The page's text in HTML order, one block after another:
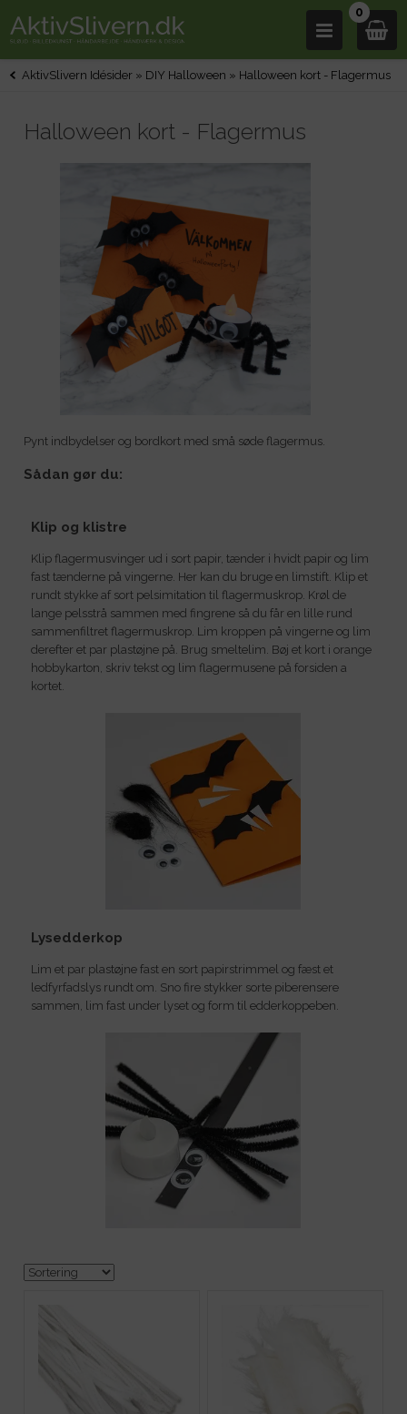
0
AktivSlivern Idésider » DIY Halloween » Halloween kort - Flagermus
Halloween kort - Flagermus
Pynt indbydelser og bordkort med små søde flagermus.
Sådan gør du:
Klip og klistre
Klip flagermusvinger ud i sort papir, tænder i hvidt papir og lim
fast tænderne på vingerne. Her kan du bruge en limstift. Klip et
rundt stykke af sort pelsimitation til flagermuskrop. Krøl de
lange pelsstrå sammen med fingrene så du får en lille rund
sammenfiltret flagermuskrop. Lim kroppen på vingerne og lim
derefter et par plastøjne på. Brug smeltelim. Bøj et kort i orange
hobbykarton, skriv tekst og lim flagermusene på forsiden a
kortet.
Lysedderkop
Lim et par plastøjne fast en sort papirstrimmel og fæst et
ledfyrfadslys rundt om. Sno fire stykker sorte piberensere
sammen, lim fast under lyset og form til edderkoppeben.